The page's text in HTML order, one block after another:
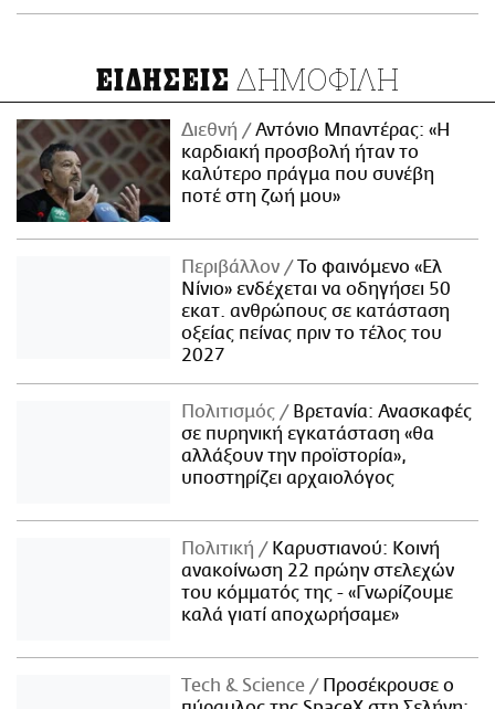
ΕΙΔΗΣΕΙΣ ΔΗΜΟΦΙΛΗ
Διεθνή
Αντόνιο Μπαντέρας: «Η
καρδιακή προσβολή ήταν το
καλύτερο πράγμα που συνέβη
ποτέ στη ζωή μου»
Περιβάλλον
Το φαινόμενο «Ελ
Νίνιο» ενδέχεται να οδηγήσει 50
εκατ. ανθρώπους σε κατάσταση
οξείας πείνας πριν το τέλος του
2027
Πολιτισμός
Βρετανία: Ανασκαφές
σε πυρηνική εγκατάσταση «θα
αλλάξουν την προϊστορία»,
υποστηρίζει αρχαιολόγος
Πολιτική
Καρυστιανού: Κοινή
ανακοίνωση 22 πρώην στελεχών
του κόμματός της - «Γνωρίζουμε
καλά γιατί αποχωρήσαμε»
Τech & Science
Προσέκρουσε ο